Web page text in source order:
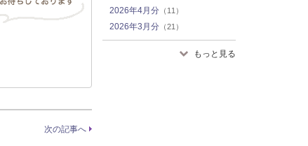
次の記事へ
2026年4月分 （11）
2026年3月分 （21）
2026年2月分（19）
もっと見る